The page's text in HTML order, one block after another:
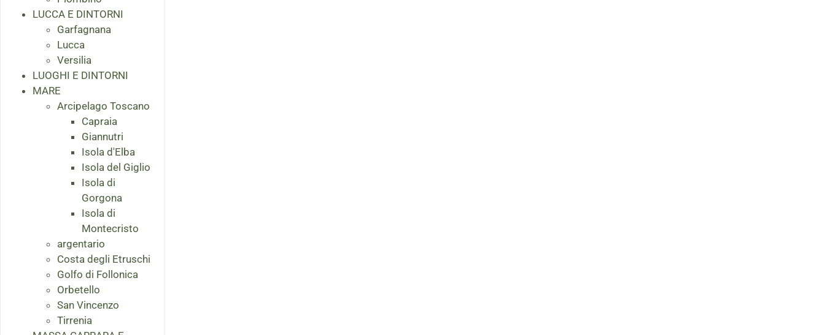
LUCCA E DINTORNI
Garfagnana
Lucca
Versilia
LUOGHI E DINTORNI
MARE
Arcipelago Toscano
Capraia
Giannutri
Isola d'Elba
Isola del Giglio
Isola di
Gorgona
Isola di
Montecristo
argentario
Costa degli Etruschi
Golfo di Follonica
Orbetello
San Vincenzo
Tirrenia